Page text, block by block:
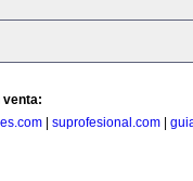
venta:
suprofesional.com